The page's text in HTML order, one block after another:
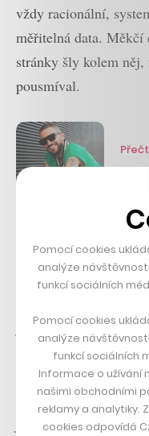
vždy racionální,
měřitelná data. Měkčí
stránky šly kolem
pousmíval.
„Před třemi lety mi
níž jsem se dostal do
té doby v podstatě
paliativa. Martě v
rodiče, dotkla se
nějakou dobu potom
hospicu,“ říká
ještě něco. Když
Pomocí cookies
analýze
funkcí sociálních
Pomocí cookies
analýze
funkcí sociálních
Informace o užívání
našimi obchodními
reklamy a analytiky.
cookies odpovídá